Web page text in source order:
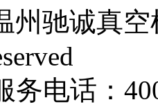
州驰诚真
务电话：